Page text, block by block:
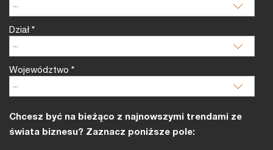
Dział *
Województwo *
Chcesz być na bieżąco z najnowszymi trendami ze
świata biznesu? Zaznacz poniższe pole: